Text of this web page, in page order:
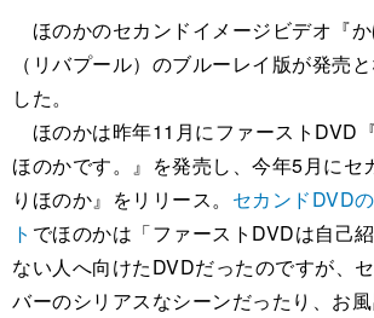
ほのかのセカンドイメージビデオ『か
（リバプール）のブルーレイ版が発売
した。
ほのかは昨年11月にファーストDVD
ほのかです。』を発売し、今年5月にセ
りほのか』をリリース。 セカンドDVD
ト でほのかは「ファーストDVDは自己
ない人へ向けたDVDだったのですが、セ
バーのシリアスなシーンだったり、お